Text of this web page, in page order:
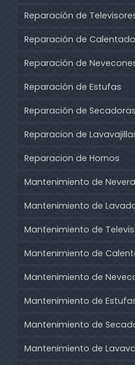
Reparación de
Reparación de
Reparación de
Reparación de Estufas
Reparación de Secadoras
Reparacion de
Reparacion de Hornos
Mantenimiento de
Mantenimiento de
Mantenimiento de
Mantenimiento de
Mantenimiento de
Mantenimiento de
Mantenimiento de
Mantenimiento de